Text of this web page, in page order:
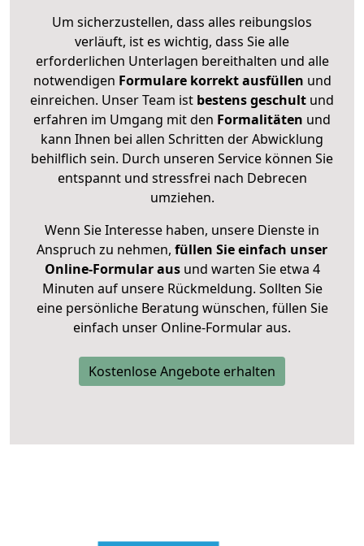
Um sicherzustellen, dass alles reibungslos
verläuft, ist es wichtig, dass Sie alle
erforderlichen Unterlagen bereithalten und alle
notwendigen Formulare korrekt ausfüllen und
einreichen. Unser Team ist bestens geschult und
erfahren im Umgang mit den Formalitäten und
kann Ihnen bei allen Schritten der Abwicklung
behilflich sein. Durch unseren Service können Sie
entspannt und stressfrei nach Debrecen
umziehen.
Wenn Sie Interesse haben, unsere Dienste in
Anspruch zu nehmen, füllen Sie einfach unser
Online-Formular ausund warten Sie etwa 4
Minuten auf unsere Rückmeldung. Sollten Sie
eine persönliche Beratung wünschen, füllen Sie
einfach unser Online-Formular aus.
Kostenlose Angebote erhalten